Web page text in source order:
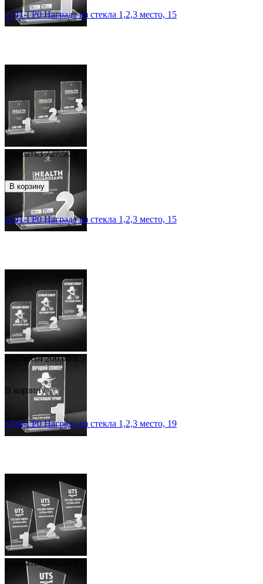
2741-ГР0 Награда из стекла 1,2,3 место, 15
Заказать3 727.50
В корзину
2741-ГР0 Награда из стекла 1,2,3 место, 15
Заказать4 200.00
В корзину
2744-ГР0 Награда из стекла 1,2,3 место, 19
Заказать4 742.50